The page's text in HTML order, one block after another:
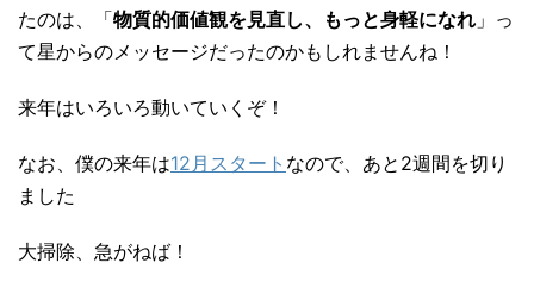
たのは、「物質的価値観を見直し、もっと身軽になれ 」っ
て星からのメッセージだったのかもしれませんね！
来年はいろいろ動いていくぞ！
なお、僕の来年は12月スタート なので、あと2週間を切り
ました
大掃除、急がねば！